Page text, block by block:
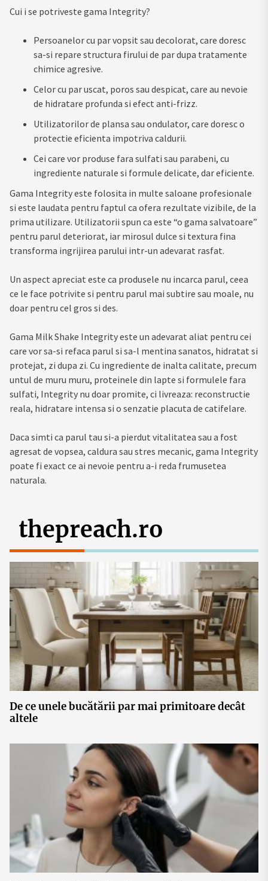
Cui i se potriveste gama Integrity?
Persoanelor cu par vopsit sau decolorat, care doresc
sa-si repare structura firului de par dupa tratamente
chimice agresive.
Celor cu par uscat, poros sau despicat, care au nevoie
de hidratare profunda si efect anti-frizz.
Utilizatorilor de plansa sau ondulator, care doresc o
protectie eficienta impotriva caldurii.
Cei care vor produse fara sulfati sau parabeni, cu
ingrediente naturale si formule delicate, dar eficiente.
Gama Integrity este folosita in multe saloane profesionale
si este laudata pentru faptul ca ofera rezultate vizibile, de la
prima utilizare. Utilizatorii spun ca este “o gama salvatoare”
pentru parul deteriorat, iar mirosul dulce si textura fina
transforma ingrijirea parului intr-un adevarat rasfat.
Un aspect apreciat este ca produsele nu incarca parul, ceea
ce le face potrivite si pentru parul mai subtire sau moale, nu
doar pentru cel gros si des.
Gama Milk Shake Integrity este un adevarat aliat pentru cei
care vor sa-si refaca parul si sa-l mentina sanatos, hidratat si
protejat, zi dupa zi. Cu ingrediente de inalta calitate, precum
untul de muru muru, proteinele din lapte si formulele fara
sulfati, Integrity nu doar promite, ci livreaza: reconstructie
reala, hidratare intensa si o senzatie placuta de catifelare.
Daca simti ca parul tau si-a pierdut vitalitatea sau a fost
agresat de vopsea, caldura sau stres mecanic, gama Integrity
poate fi exact ce ai nevoie pentru a-i reda frumusetea
naturala.
thepreach.ro
De ce unele bucătării par mai primitoare decât
altele